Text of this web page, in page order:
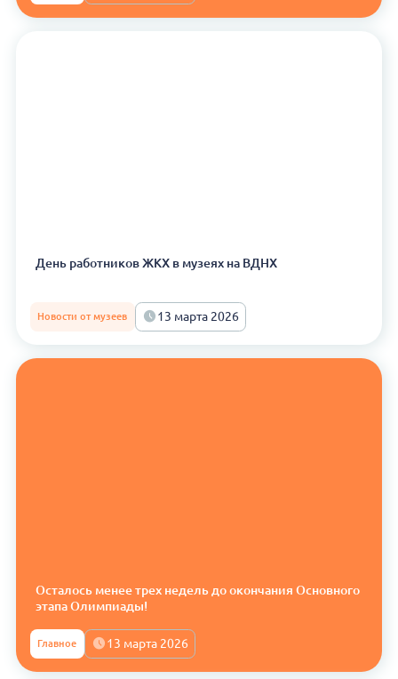
День работников ЖКХ в музеях на ВДНХ
Новости от музеев 13 марта 2026
Осталось менее трех недель до окончания Основного
этапа Олимпиады!
Главное 13 марта 2026